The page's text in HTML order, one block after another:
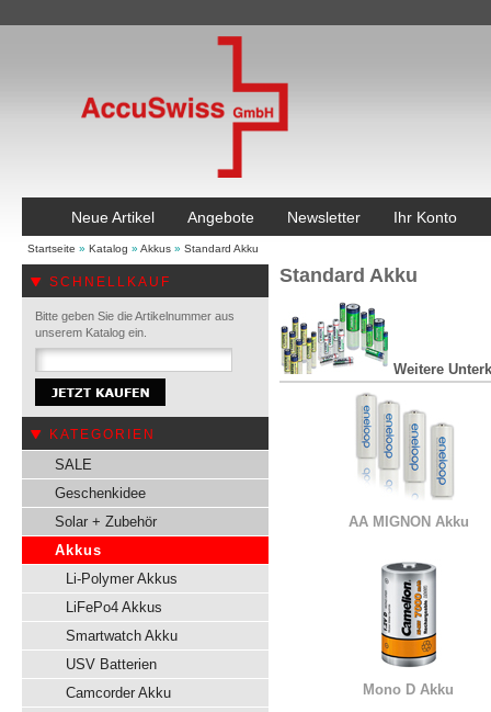
Neue Artikel Angebote Newsletter Ihr Konto
Startseite » Katalog » Akkus » Standard Akku
SCHNELLKAUF
Bitte geben Sie die Artikelnummer aus
unserem Katalog ein.
KATEGORIEN
SALE
Geschenkidee
Solar + Zubehör
Akkus
Li-Polymer Akkus
LiFePo4 Akkus
Smartwatch Akku
USV Batterien
Camcorder Akku
Standard Akku
Weitere
AA MIGNON Akku
Mono D Akku